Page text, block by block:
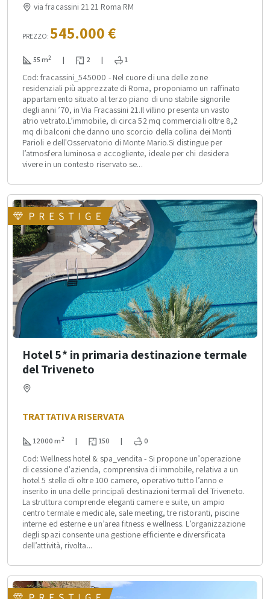
via fracassini 21 21 Roma RM
PREZZO:545.000 €
55 m2 | 2 | 1
Cod: fracassini_545000 - Nel cuore di una delle zone
residenziali più apprezzate di Roma, proponiamo un raffinato
appartamento situato al terzo piano di uno stabile signorile
degli anni ’70, in Via Fracassini 21.Il villino presenta un vasto
atrio vetrato.L’immobile, di circa 52 mq commerciali oltre 8,2
mq di balconi che danno uno scorcio della collina dei Monti
Parioli e dell'Osservatorio di Monte Mario.Si distingue per
l’atmosfera luminosa e accogliente, ideale per chi desidera
vivere in un contesto riservato se...
Hotel 5* in primaria destinazione termale
del Triveneto
TRATTATIVA RISERVATA
12000 m2 | 150 | 0
Cod: Wellness hotel & spa_vendita - Si propone un’operazione
di cessione d'azienda, comprensiva di immobile, relativa a un
hotel 5 stelle di oltre 100 camere, operativo tutto l’anno e
inserito in una delle principali destinazioni termali del Triveneto.
La struttura comprende eleganti camere e suite, un ampio
centro termale e medicale, sale meeting, tre ristoranti, piscine
interne ed esterne e un’area fitness e wellness. L’organizzazione
degli spazi consente una gestione efficiente e diversificata
dell’attività, rivolta...